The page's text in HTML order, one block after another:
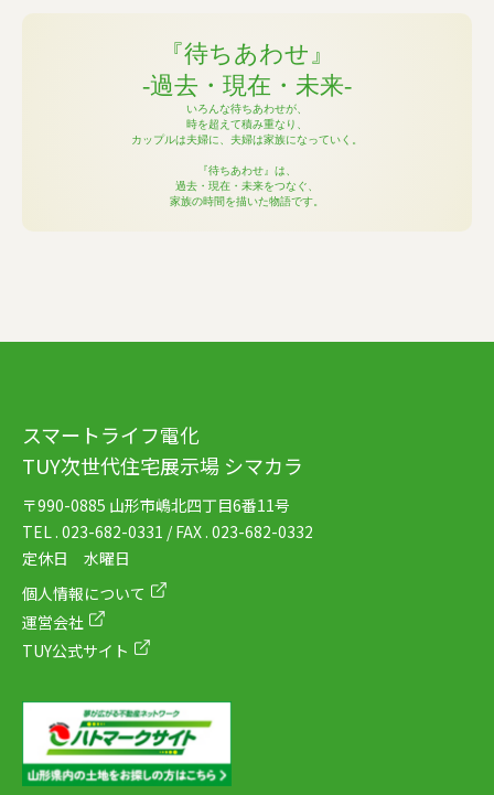
『待ちあわせ』
-過去・現在・未来-
いろんな待ちあわせが、
時を超えて積み重なり、
カップルは夫婦に、夫婦は家族になっていく。
『待ちあわせ』は、
過去・現在・未来をつなぐ、
家族の時間を描いた物語です。
スマートライフ電化
TUY次世代住宅展示場 シマカラ
〒990-0885 山形市嶋北四丁目6番11号
TEL . 023-682-0331 / FAX . 023-682-0332
定休日 水曜日
個人情報について
運営会社
TUY公式サイト